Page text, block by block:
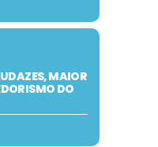
MAIOR
DO